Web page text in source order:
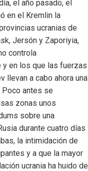
el año pasado, el
en el Kremlin la
ucranias de
Jersón y Zaporiyia,
controla
y en los que las fuerzas
llevan a cabo ahora una
antes se
zonas unos
sobre una
durante cuatro días
la intimidación de
y a que la mayor
ucrania ha huido de